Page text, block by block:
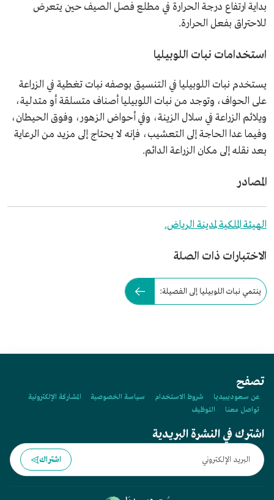
بداية ارتفاع درجة الحرارة في مطلع فصل الصيف حين يتعرض
للاحتراق بفعل الحرارة.
استخدامات نبات اللوبيليا
يستخدم نبات اللوبيليا في التنسيق بوصفه نبات تغطية في الزراعة
على الحواف، وتوجد من نبات اللوبيليا أصناف متسلقة أو متدلية،
ويلائم الزراعة في سلال الزينة، وفي أحواض الزهور، وفوق الحيطان،
وفيما عدا الحاجة إلى التعشيب، فإنه لا يحتاج إلى مزيد من الرعاية
بعد نقله إلى مكان الزراعة الدائم.
المصادر
الهيئة الملكية لمدينة الرياض.
الاختبارات ذات الصلة
ينتمي نبات اللوبيليا إلى الفصيلة:
تصفح
عن سعوديبيديا شروط الاستخدام سياسة الخصوصية
المشاركة الإلكترونية
تواصل معنا
التوظيف
اشترك في النشرة البريدية
اشتراك